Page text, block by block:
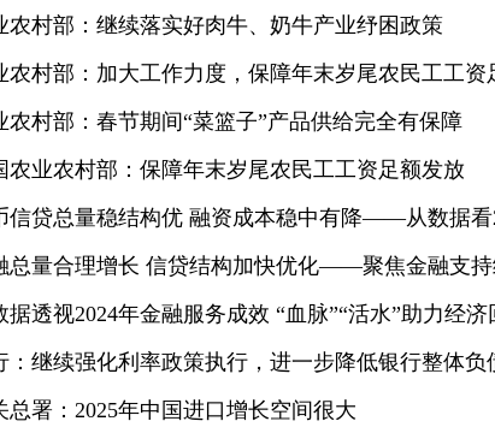
农村部：继续落实好肉牛、奶牛产业纾困政策
农村部：加大工作力度，保障年末岁尾农民工工资
农村部：春节期间“菜篮子”产品供给完全有保障
农业农村部：保障年末岁尾农民工工资足额发放
信贷总量稳结构优 融资成本稳中有降——从数据看
总量合理增长 信贷结构加快优化——聚焦金融支持
据透视2024年金融服务成效 “血脉”“活水”助力经
：继续强化利率政策执行，进一步降低银行整体负
总署：2025年中国进口增长空间很大